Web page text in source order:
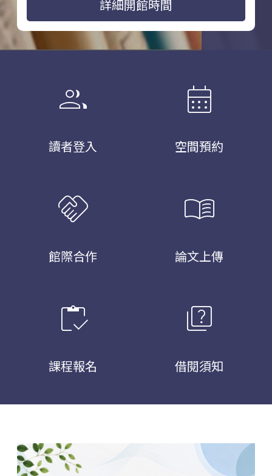
詳細開館時間
group
讀者登入
calendar_month
空間預約
handshake
館際合作
menu_book
論文上傳
inventory
課程報名
quiz
借閱須知